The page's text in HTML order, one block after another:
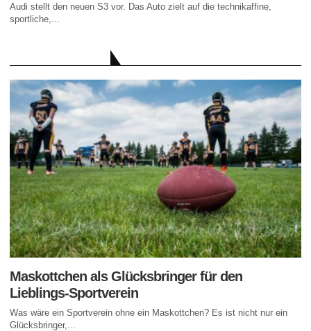
Audi stellt den neuen S3 vor. Das Auto zielt auf die technikaffine,
sportliche,...
Maskottchen als Glücksbringer für den
Lieblings-Sportverein
Was wäre ein Sportverein ohne ein Maskottchen? Es ist nicht nur ein
Glücksbringer,...